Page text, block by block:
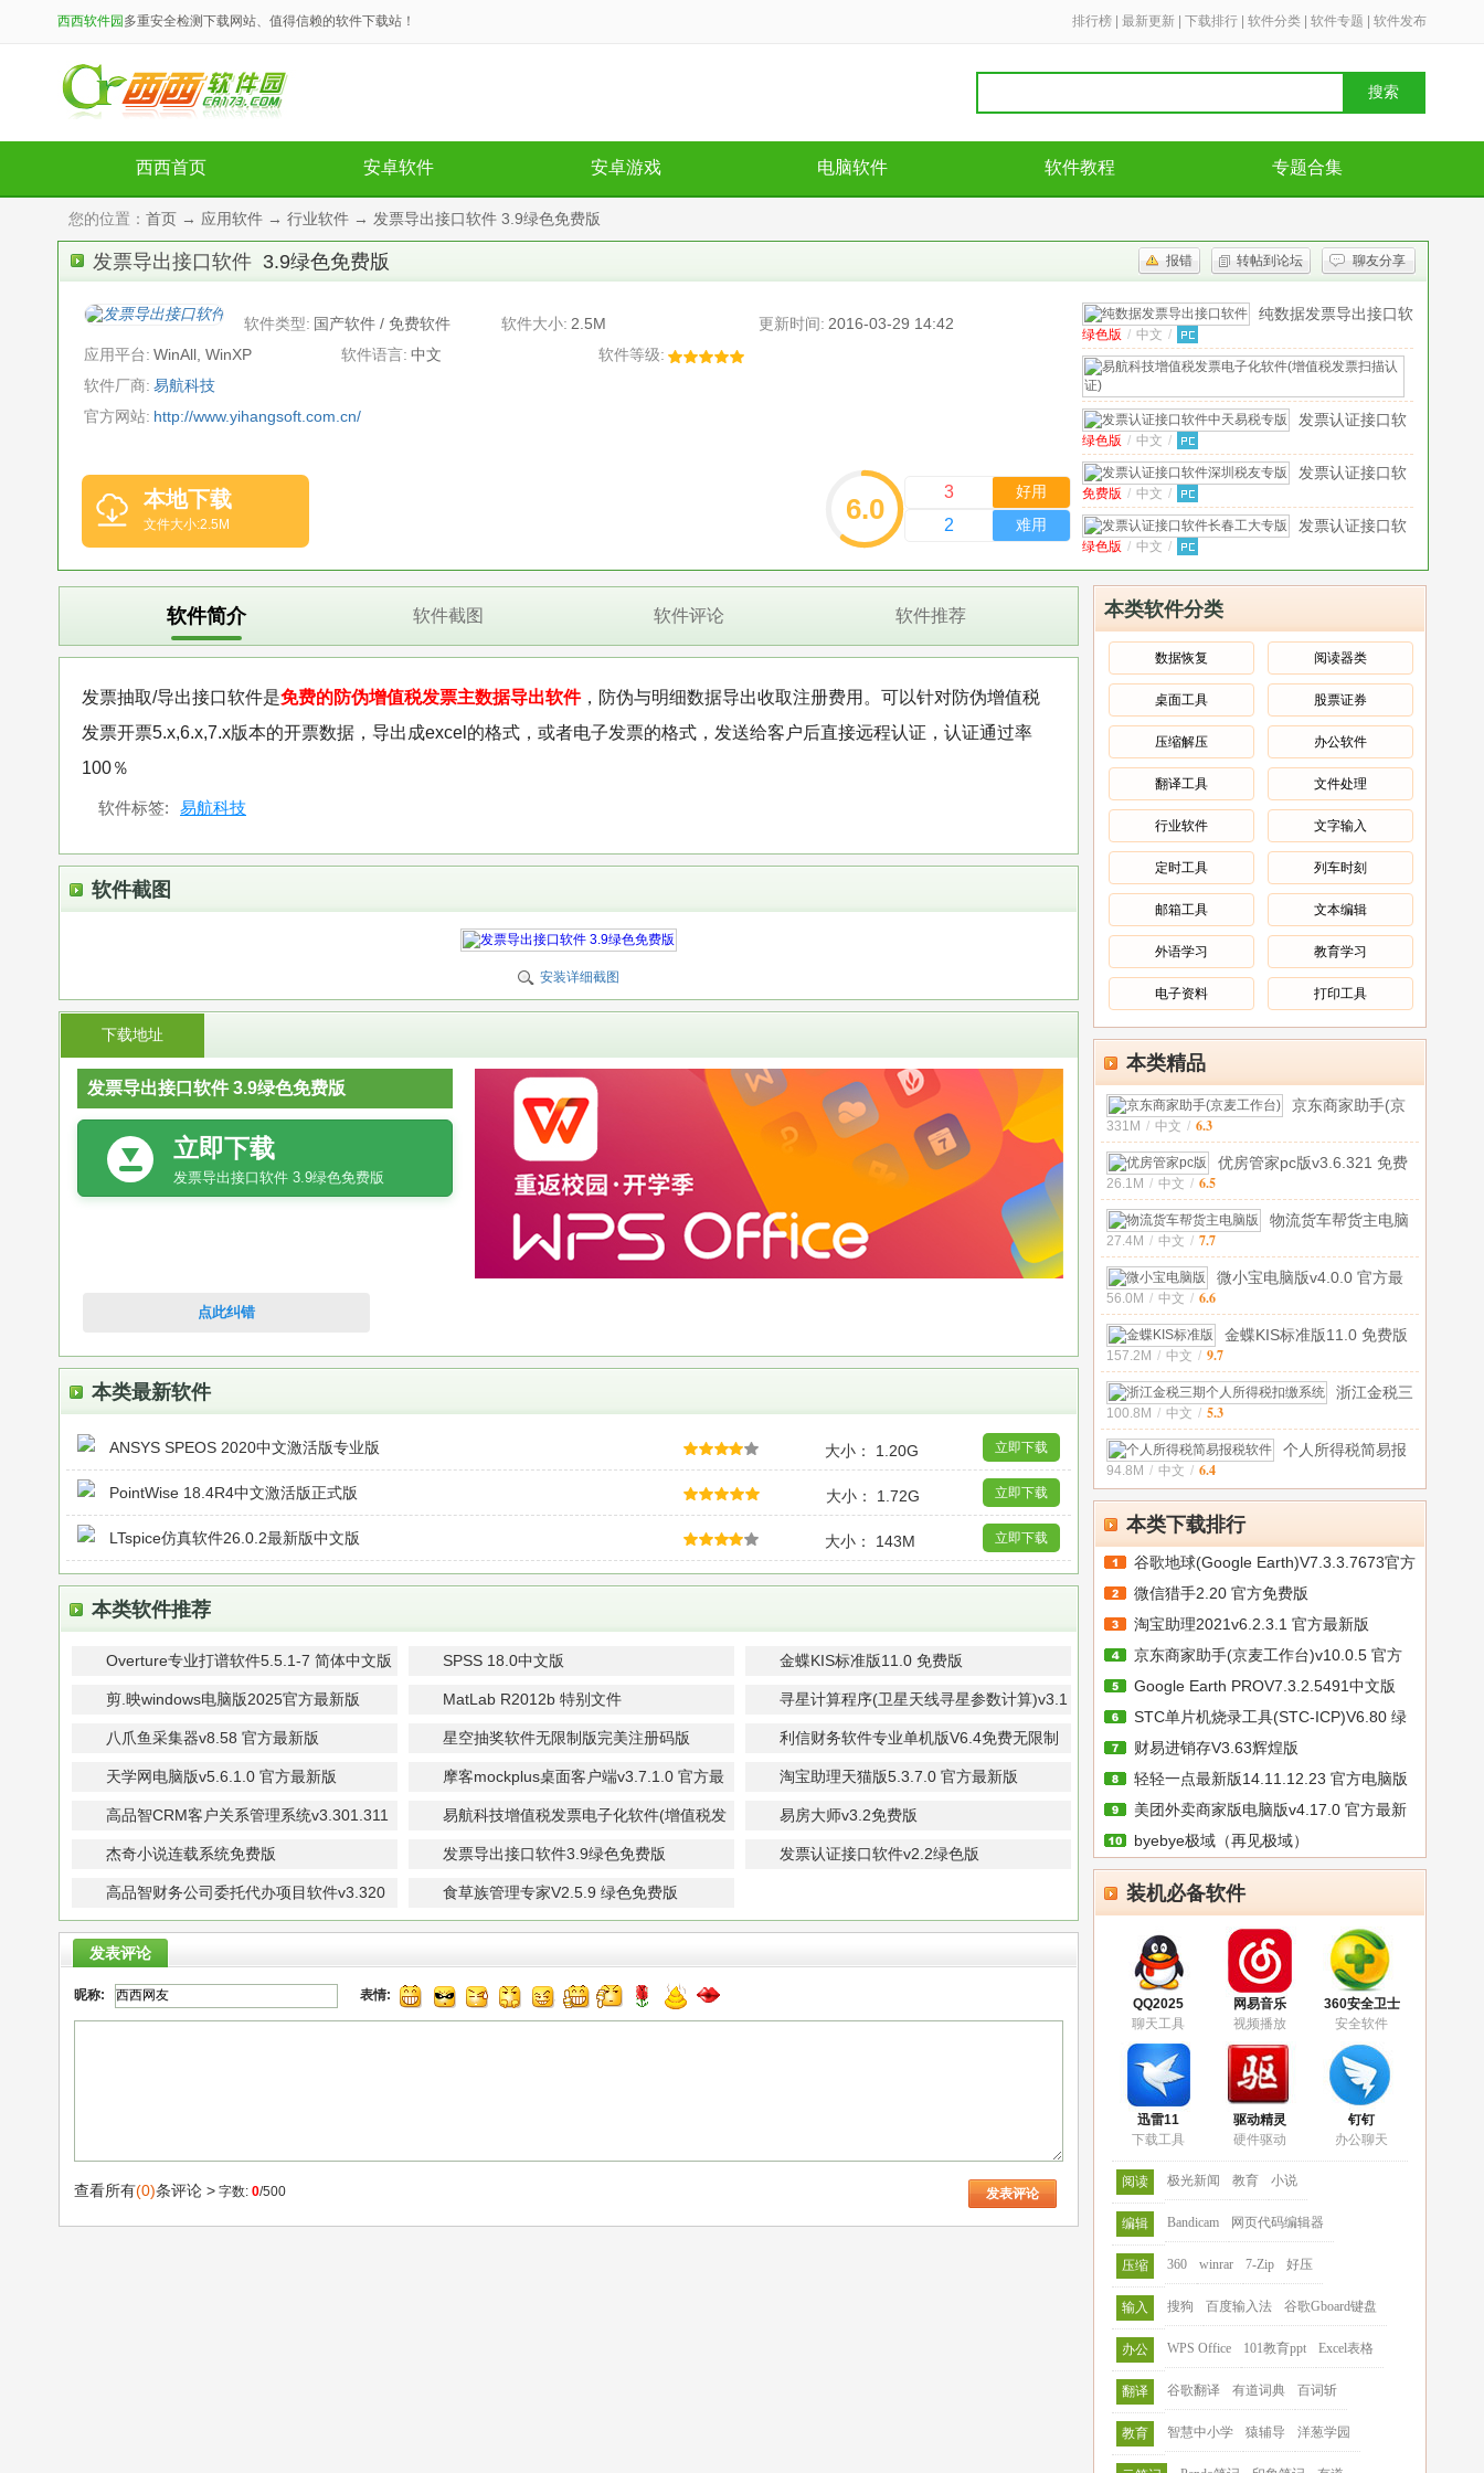
西西软件园 多重安全检测下载网站、值得信赖的软件下载站！ 排行榜 最新更新 下载排行 软件分类 软件专题 软件发布
搜索
西西首页 安卓软件 安卓游戏 电脑软件 软件教程 专题合集
您的位置： 首页 → 应用软件 → 行业软件 → 发票导出接口软件 3.9绿色免费版
发票导出接口软件 3.9绿色免费版 报错 转帖到论坛 聊友分享
软件类型: 国产软件 / 免费软件 软件大小: 2.5M 更新时间: 2016-03-29 14:42
应用平台: WinAll, WinXP 软件语言: 中文
软件等级:
软件厂商: 易航科技
官方网站: http://www.yihangsoft.com.cn/
本地下载
文件大小:2.5M 6.0
3 好用
2 难用
纯数据发票导出接口软
绿色版 / 中文 /
子
软
发票认证接口软
V2.1绿色版
绿色版 / 中文 /
发票认证接口软
V2.1免费版
免费版 / 中文 /
发票认证接口软
v2.1绿色免费
版
绿色版 / 中文 /
版
免费版 / 中文 /
07图式软件 V1.5正式版
1 Privacy Eraser
隐私管理软件
V2.0绿色版
英文 /
101教育ppt软件 v3.0.8.2 官
方最新版
官方版 / 中文 /
10系统时间被校对软件
1.0 绿色免费版
绿色版 / 中文 /
本类软件分类
数据恢复 阅读器类
桌面工具 股票证券
压缩解压 办公软件
翻译工具 文件处理
行业软件 文字输入
定时工具 列车时刻
邮箱工具 文本编辑
外语学习 教育学习
电子资料 打印工具
本类精品
京东商家助手(京
331M / 中文 / 6.3
优房管家pc版v3.6.321 免费
26.1M / 中文 / 6.5
物流货车帮货主电脑
27.4M / 中文 / 7.7
微小宝电脑版v4.0.0 官方最
56.0M / 中文 / 6.6
金蝶KIS标准版11.0 免费版
157.2M / 中文 / 9.7
浙江金税三
100.8M / 中文 / 5.3
个人所得税简易报
94.8M / 中文 / 6.4
本类下载排行
谷歌地球(Google Earth)V7.3.3.7673官方
微信猎手2.20 官方免费版
淘宝助理2021v6.2.3.1 官方最新版
京东商家助手(京麦工作台)v10.0.5 官方
Google Earth PROV7.3.2.5491中文版
STC单片机烧录工具(STC-ICP)V6.80 绿
色
财易进销存V3.63辉煌版
轻轻一点最新版14.11.12.23 官方电脑版
美团外卖商家版电脑版v4.17.0 官方最新
byebye极域（再见极域）
装机必备软件
QQ2025
聊天工具
网易音乐
视频播放
360安全卫士
安全软件
迅雷11
下载工具
驱动精灵
硬件驱动
钉钉
办公聊天
阅读 极光新闻 教育 小说
编辑 Bandicam 网页代码编辑器
压缩 360 winrar 7-Zip 好压
输入 搜狗 百度输入法 谷歌Gboard键盘
办公 WPS Office 101教育ppt Excel表格
翻译 谷歌翻译 有道词典 百词斩
教育 智慧中小学 猿辅导 洋葱学园
软件简介 软件截图 软件评论 软件推荐
发票抽取/导出接口软件是免费的防伪增值税发票主数据导出软件，防伪与明细数据导出收取注册费用。可以针对防伪增值税
发票开票5.x,6.x,7.x版本的开票数据，导出成excel的格式，或者电子发票的格式，发送给客户后直接远程认证，认证通过率
100％
软件标签: 易航科技
软件截图
安装详细截图
下载地址
发票导出接口软件 3.9绿色免费版
立即下载
发票导出接口软件 3.9绿色免费版
点此纠错
本类最新软件
ANSYS SPEOS 2020中文激活版专业版 大小： 1.20G 立即下载
PointWise 18.4R4中文激活版正式版 大小： 1.72G 立即下载
LTspice仿真软件26.0.2最新版中文版 大小： 143M 立即下载
本类软件推荐
Overture专业打谱软件5.5.1-7 简体中文版 SPSS 18.0中文版 金蝶KIS标准版11.0 免费版
剪.映windows电脑版2025官方最新版
v7.1.0最新专业版
MatLab R2012b 特别文件
寻星计算程序(卫星天线寻星参数计算)v3.1
绿色版
八爪鱼采集器v8.58 官方最新版 星空抽奖软件无限制版完美注册码版
利信财务软件专业单机版V6.4免费无限制
版
天学网电脑版v5.6.1.0 官方最新版
摩客mockplus桌面客户端v3.7.1.0 官方最
新版
淘宝助理天猫版5.3.7.0 官方最新版
高品智CRM客户关系管理系统v3.301.311
官方免费版
易航科技增值税发票电子化软件(增值税发
票扫描认证)V2.0免费版
易房大师v3.2免费版
杰奇小说连载系统免费版 发票导出接口软件3.9绿色免费版 发票认证接口软件v2.2绿色版
高品智财务公司委托代办项目软件v3.320
官方版
食草族管理专家V2.5.9 绿色免费版
发表评论
昵称: 表情:
查看所有(0)条评论 > 字数: 0/500